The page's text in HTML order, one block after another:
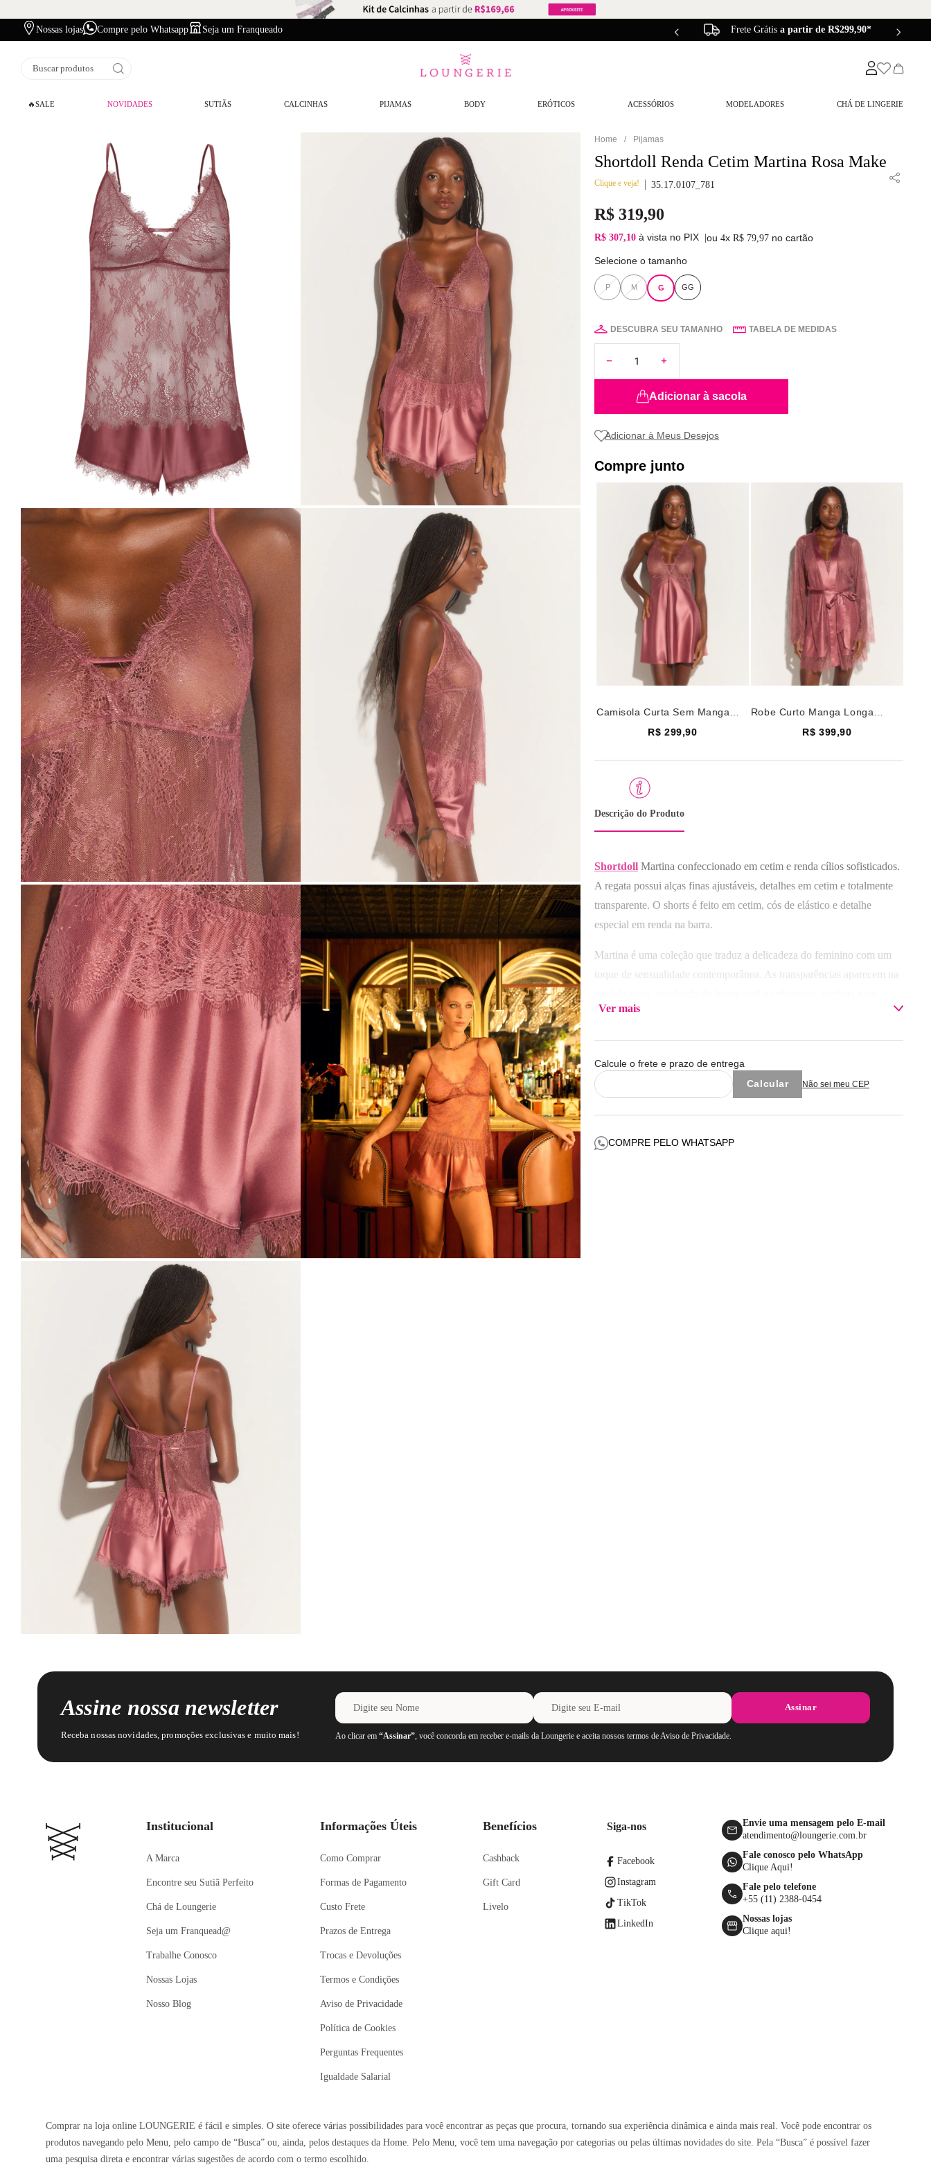
Nossas lojas Compre pelo Whatsapp Seja um Franqueado Frete Grátis a partir de R$299,90*
Buscar produtos
🔥SALE NOVIDADES SUTIÃS CALCINHAS PIJAMAS BODY ERÓTICOS ACESSÓRIOS MODELADORES CHÁ DE LINGERIE
Pijamas
Shortdoll Renda Cetim Martina Rosa Make
Clique e veja! 35.17.0107_781
R$ 319,90
R$ 307,10 à vista no PIX |ou4xR$ 79 ,97 no cartão
Selecione o tamanho
P M G GG
DESCUBRA SEU TAMANHO TABELA DE MEDIDAS
Adicionar à sacola
Compre junto
Camisola Curta Sem Manga
R$ 299,90
Selecione o tamanho
GG
Robe Curto Manga Longa
R$ 399,90
Selecione o tamanho
U
Descrição do Produto
Shortdoll Martina confeccionado em cetim e renda cílios sofisticados.
A regata possui alças finas ajustáveis, detalhes em cetim e totalmente
transparente. O shorts é feito em cetim, cós de elástico e detalhe
especial em renda na barra.
Martina é uma coleção que traduz a delicadeza do feminino com um
toque de sensualidade contemporânea. As transparências aparecem na
ocasiões especiais e até mesmo para compor looks outerwear.
Composição: Renda 100% Poliamida
Lavar com cores similares.
Ver mais
Calcule o frete e prazo de entrega
Não sei meu CEP
COMPRE PELO WHATSAPP
Assine nossa newsletter
Receba nossas novidades, promoções exclusivas e muito mais!
Assinar
Ao clicar em “Assinar”, você concorda em receber e-mails da Loungerie e aceita nossos termos de Aviso de Privacidade.
Institucional
A Marca
Encontre seu Sutiã Perfeito
Chá de Loungerie
Seja um Franquead@
Trabalhe Conosco
Nossas Lojas
Nosso Blog
Informações Úteis
Como Comprar
Formas de Pagamento
Custo Frete
Prazos de Entrega
Trocas e Devoluções
Termos e Condições
Aviso de Privacidade
Política de Cookies
Perguntas Frequentes
Igualdade Salarial
Benefícios
Cashback
Gift Card
Livelo
Siga-nos
Facebook
Instagram
TikTok
LinkedIn
Envie uma mensagem pelo E-mail
atendimento@loungerie.com.br
Fale conosco pelo WhatsApp
Clique Aqui!
Fale pelo telefone
+55 (11) 2388-0454
Nossas lojas
Clique aqui!
Comprar na loja online LOUNGERIE é fácil e simples. O site oferece várias possibilidades para você encontrar as peças que procura, tornando sua experiência dinâmica e ainda mais real. Você pode encontrar os
produtos navegando pelo Menu, pelo campo de “Busca” ou, ainda, pelos destaques da Home. Pelo Menu, você tem uma navegação por categorias ou pelas últimas novidades do site. Pela “Busca” é possível fazer
uma pesquisa direta e encontrar várias sugestões de acordo com o termo escolhido.